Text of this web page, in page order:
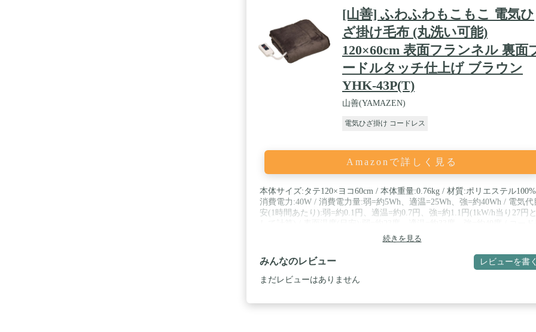
[山善] ふわふわもこもこ 電気ひ
ざ掛け毛布 (丸洗い可能)
120×60cm 表面フランネル 裏面
ードルタッチ仕上げ ブラウン
YHK-43P(T)
山善(YAMAZEN)
電気ひざ掛け コードレス
Amazonで詳しく見る
本体サイズ:タテ120×ヨコ60cm / 本体重量:0.76kg / 材質:ポリエステル
消費電力:40W / 消費電力量:弱=約5Wh、適温=25Wh、強=約40Wh / 電気代
安(1時間あたり):弱=約0.1円、適温=約0.7円、強=約1.1円(1kW/h当り27円と
さ:電源側=約1.96m、本体側=0.65m続きを見る
みんなのレビュー レビューを書く
まだレビューはありません